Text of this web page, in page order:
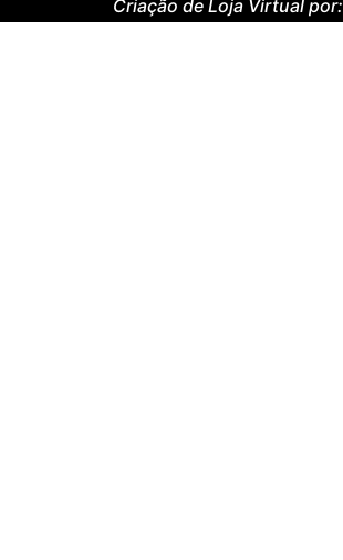
Criação de Loja Virtual por: